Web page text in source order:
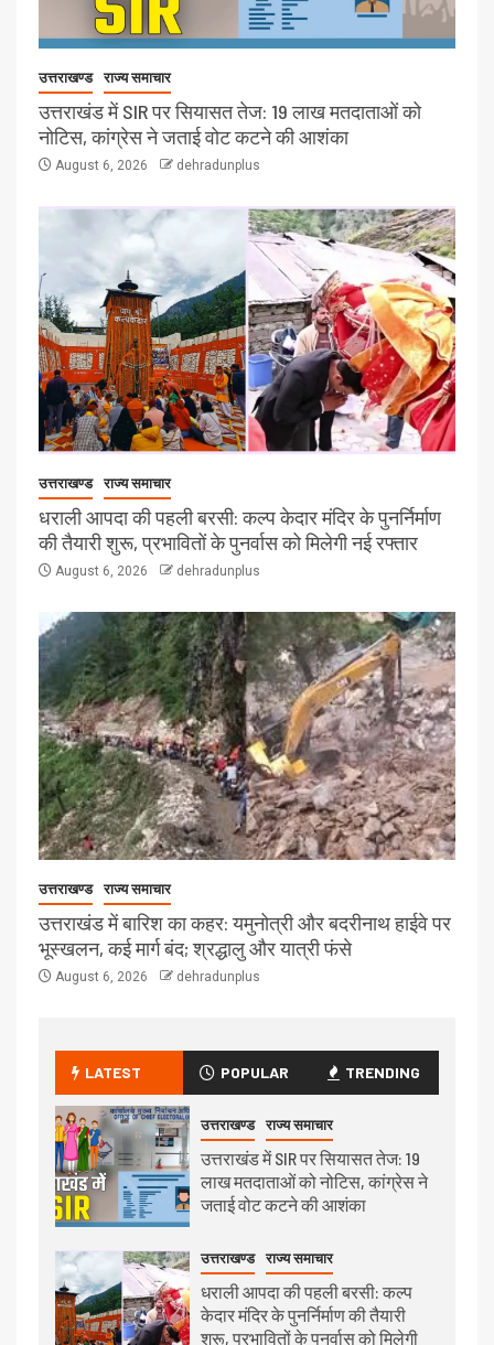
उत्तराखण्ड राज्य समाचार
उत्तराखंड में SIR पर सियासत तेज: 19 लाख मतदाताओं को
नोटिस, कांग्रेस ने जताई वोट कटने की आशंका
August 6, 2026 dehradunplus
उत्तराखण्ड राज्य समाचार
धराली आपदा की पहली बरसी: कल्प केदार मंदिर के पुनर्निर्माण
की तैयारी शुरू, प्रभावितों के पुनर्वास को मिलेगी नई रफ्तार
August 6, 2026 dehradunplus
उत्तराखण्ड राज्य समाचार
उत्तराखंड में बारिश का कहर: यमुनोत्री और बदरीनाथ हाईवे पर
भूस्खलन, कई मार्ग बंद; श्रद्धालु और यात्री फंसे
August 6, 2026 dehradunplus
LATEST POPULAR TRENDING
उत्तराखण्ड राज्य समाचार
उत्तराखंड में SIR पर सियासत तेज: 19
लाख मतदाताओं को नोटिस, कांग्रेस ने
जताई वोट कटने की आशंका
उत्तराखण्ड राज्य समाचार
धराली आपदा की पहली बरसी: कल्प
केदार मंदिर के पुनर्निर्माण की तैयारी
शुरू, प्रभावितों के पुनर्वास को मिलेगी